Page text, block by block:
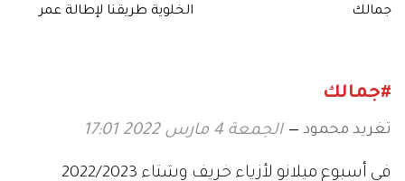
جمالك
الخلوية طريقنا لإطالة عمر
#جمالك
تغريد محمود الجمعة 4 مارس 2022 17:01
في أسبوع ميلانو لأزياء خريف وشتاء 2022/2023